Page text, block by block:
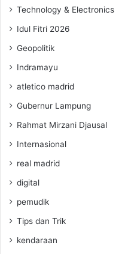
Technology & Electronics
Idul Fitri 2026
Geopolitik
Indramayu
atletico madrid
Gubernur Lampung
Rahmat Mirzani Djausal
Internasional
real madrid
digital
pemudik
Tips dan Trik
kendaraan